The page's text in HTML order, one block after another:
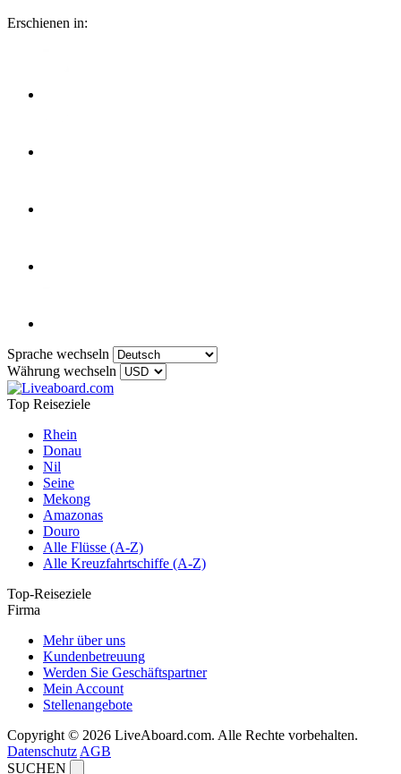
Erschienen in:
Sprache wechseln
Währung wechseln
Top Reiseziele
Rhein
Donau
Nil
Seine
Mekong
Amazonas
Douro
Alle Flüsse (A-Z)
Alle Kreuzfahrtschiffe (A-Z)
Top-Reiseziele
Firma
Mehr über uns
Kundenbetreuung
Werden Sie Geschäftspartner
Mein Account
Stellenangebote
Copyright © 2026 LiveAboard.com. Alle Rechte vorbehalten.
Datenschutz AGB
SUCHEN